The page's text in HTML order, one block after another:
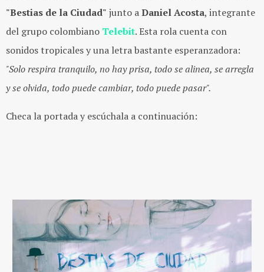
"Bestias de la Ciudad" junto aDaniel Acosta, integrante
del grupo colombiano Telebit. Esta rola cuenta con
sonidos tropicales y una letra bastante esperanzadora:
"Solo respira tranquilo, no hay prisa, todo se alinea, se arregla
y se olvida, todo puede cambiar, todo puede pasar".
Checa la portada y escúchala a continuación: